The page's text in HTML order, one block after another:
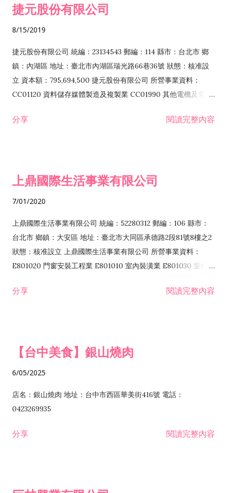
業 F106020 日常用品批發業 F108031 醫療器材批發業 F108040
F399040 無店面零售業 F399990 其他綜合零售業 F401010 國
際貿易業 ZZ99999 除許可業務外，得經營法令非禁止或限制之
業務
捷元股份有限公司
8/15/2019
捷元股份有限公司 統編：23134543 郵編：114 縣市：台北市 鄉
鎮：內湖區 地址：臺北市內湖區瑞光路66巷36號 狀態：核准設
立 資本額：795,694,500 捷元股份有限公司 所營事業資料：
CC01120 資料儲存媒體製造及複製業 CC01990 其他電機及電子
CC01050 資料儲存及處理設備製造業 CC01060 有線通信機械器
腦及事務性機器設備批發業 F113070 電信器材批發業 F118010
業 F218010 資訊軟體零售業 F219010 電子材料零售業 F399990
其他綜合零售業 F399040 無店面零售業 F401010 國際貿易業
F601010 智慧財產權業 G801010 倉儲業 I102010 投資顧問業
I103060 管理顧問業 I199990 其他顧問服務業 I105010 藝術品
I301030 電子資訊供應服務業 I401010 一般廣告服務業 I501010
務業 J399010 軟體出版業 J601010 藝文服務業 J602010 演藝活
徵信服務業 JE01010 租賃業 E801010 室內裝潢業 E603010 電
纜安裝工程業 EZ05010 儀器、儀表安裝工程業 F102030 菸酒批
分享 閱讀完整內容
上鼎國際生活事業有限公司
7/01/2020
上鼎國際生活事業有限公司 統編：52280312 郵編：106 縣市：
台北市 鄉鎮：大安區 地址：臺北市大同區承德路2段81號8樓之2
狀態：核准設立 上鼎國際生活事業有限公司 所營事業資料：
E801020 門窗安裝工程業 E801010 室內裝潢業 E801030 室內輕
安裝工程業 F206020 日常用品零售業 F206040 水器材料零售業
H701010 住宅及大樓開發租售業 H701020 工業廠房開發租售業
護業 H702010 建築經理業 H703090 不動產買賣業 H703100 不
動產租賃業 I103060 管理顧問業 I199990 其他顧問服務業
資訊供應服務業 IF01010 消防安全設備檢修業 JZ99050 仲介服
分享 閱讀完整內容
【台中美食】銀山燒肉
6/05/2025
店名：銀山燒肉 地址：台中市西區華美街416號 電話：
0423269935
分享 閱讀完整內容